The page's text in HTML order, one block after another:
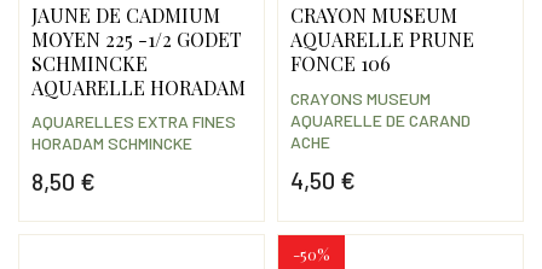
JAUNE DE CADMIUM
MOYEN 225 -1/2 GODET
SCHMINCKE
AQUARELLE HORADAM
8,50 €
AQUARELLES EXTRA FINES
HORADAM SCHMINCKE
CRAYON MUSEUM
AQUARELLE PRUNE
FONCE 106
4,50 €
CRAYONS MUSEUM
AQUARELLE DE CARAND
ACHE
-50%